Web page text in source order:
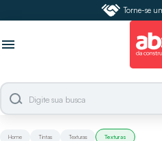
Torne-se
menu
Home Tintas Texturas Texturas